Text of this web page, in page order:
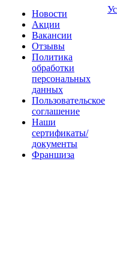
Новости
Акции
Вакансии
Отзывы
Политика
обработки
персональных
данных
Пользовательское
соглашение
Наши
сертификаты/
документы
Франшиза